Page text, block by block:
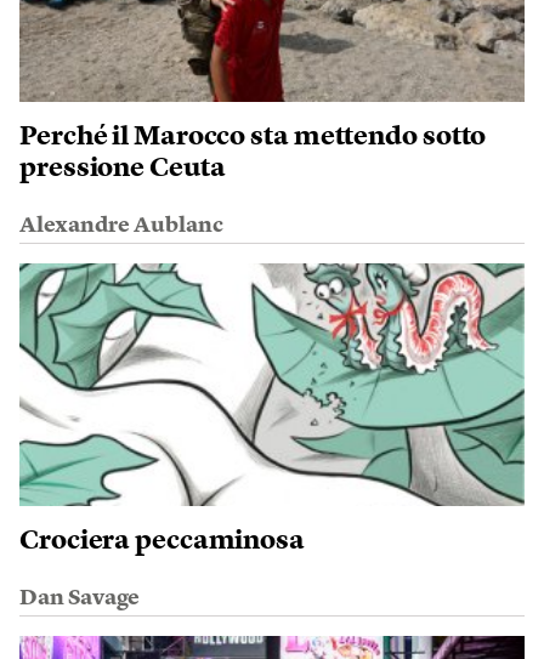
Perché il Marocco sta mettendo sotto
pressione Ceuta
Alexandre Aublanc
Crociera peccaminosa
Dan Savage